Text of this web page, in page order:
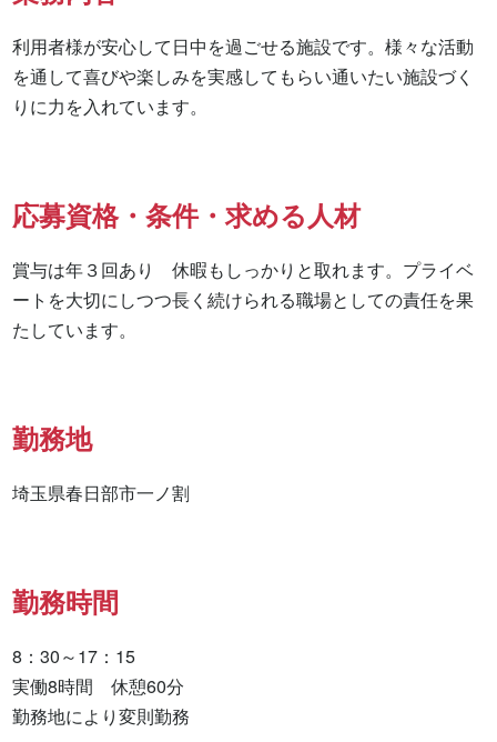
利用者様が安心して日中を過ごせる施設です。様々な活動
を通して喜びや楽しみを実感してもらい通いたい施設づく
りに力を入れています。
応募資格・条件・求める人材
賞与は年３回あり　休暇もしっかりと取れます。プライベ
ートを大切にしつつ長く続けられる職場としての責任を果
たしています。
勤務地
埼玉県春日部市一ノ割
勤務時間
8：30～17：15
実働8時間　休憩60分
勤務地により変則勤務